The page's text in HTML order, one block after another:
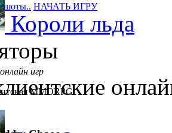
НАЧАТЬ ИГРУ
игр
MMORPG
Короли льда